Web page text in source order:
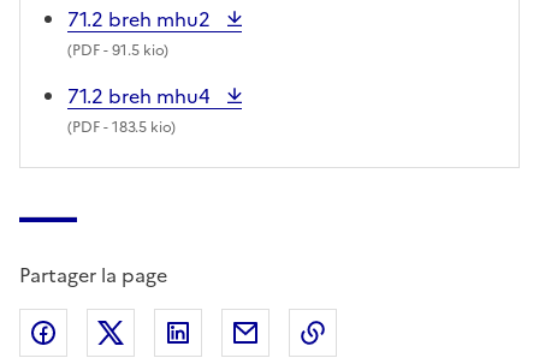
71.2 breh mhu2
(PDF- 91.5 kio)
71.2 breh mhu4
(PDF- 183.5 kio)
Partager la page
Partager sur Facebook
Partager sur X (anciennement Twitter)
Partager sur LinkedIn
Partager par email